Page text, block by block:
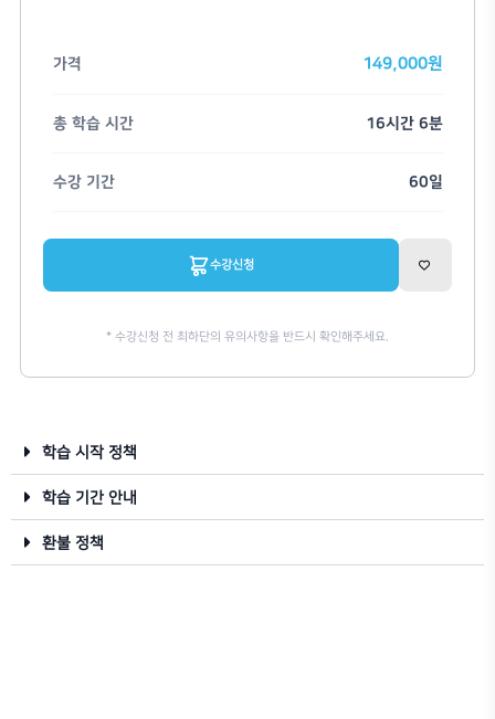
길기윤
Enscape for Rhino 리얼타임
가격
학습 시작 정책
학습 기간 안내
환불 정책